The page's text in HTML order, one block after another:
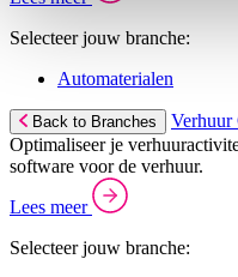
Selecteer jouw branche:
Automaterialen
Back to Branches
Verhuur
Optimaliseer je
software voor de verhuur.
Lees meer
Selecteer jouw branche: